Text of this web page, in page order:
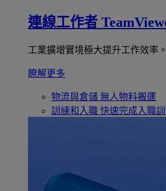
連線工作者
工業擴增實境極大提升工作效率。
瞭解更多
物流與倉儲 無人物料搬運
訓練和入職 快速完成入職